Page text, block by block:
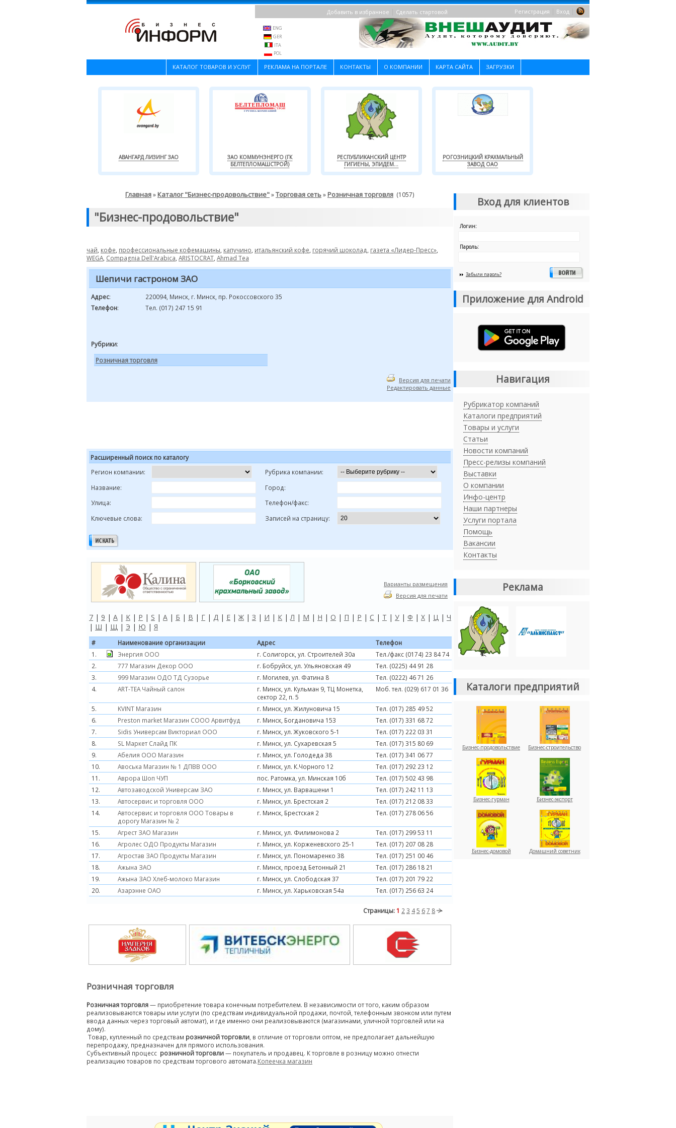
Регистрация Вход
Добавить в избранное Сделать стартовой
ENG
GER
ITA
POL
КАТАЛОГ ТОВАРОВ И УСЛУГ РЕКЛАМА НА ПОРТАЛЕ КОНТАКТЫ О КОМПАНИИ КАРТА САЙТА ЗАГРУЗКИ
АВАНГАРД ЛИЗИНГ ЗАО
ЗАО КОММУНЭНЕРГО (ГК
БЕЛТЕПЛОМАШСТРОЙ)
РЕСПУБЛИКАНСКИЙ ЦЕНТР
ГИГИЕНЫ, ЭПИДЕМ...
РОГОЗНИЦКИЙ КРАХМАЛЬНЫЙ
ЗАВОД ОАО
Главная» Каталог "Бизнес-продовольствие"»Торговая сеть» Розничная торговля (1057)
"Бизнес-продовольствие"
чай кофе профессиональные кофемашины капучино итальянский кофе горячий шоколад газета «Лидер-Пресс»
WEGA Compagnia Dell'Arabica ARISTOCRAT Ahmad Tea
Шепичи гастроном ЗАО
Адрес:
220094, Минск, г. Минск, пр. Рокоссовского 35
Телефон: Тел. (017) 247 15 91
Рубрики:
Розничная торговля
Версия для печати
Редактировать данные
Расширенный поиск по каталогу
Регион компании:
Рубрика компании:
Название:
Город:
Улица:
Телефон/факс:
Ключевые слова:
Записей на страницу:
Варианты размещения
Версия для печати
7 | 9 | A | K | P | S | А | Б | В | Г | Д | Е | Ж | З | И | К |Л | М | Н | О | П | Р | С | Т | У | Ф | Х | Ц | Ч
| Ш | Щ | Э | Ю | Я
# Наименование организации Адрес
Телефон
1.
Энергия ООО г. Солигорск, ул. Строителей 30а
Тел./факс (0174) 23 84 74
2.
777 Магазин Декор ООО г. Бобруйск, ул. Ульяновская 49
Тел. (0225) 44 91 28
3.
999 Магазин ОДО ТД Сузорье г. Могилев, ул. Фатина 8
Тел. (0222) 46 71 26
4.
ART-TEA Чайный салон
г. Минск, ул. Кульман 9, ТЦ Монетка,
сектор 22, п. 5
Моб. тел. (029) 617 01 36
5. KVINT Магазин г. Минск, ул. Жилуновича 15
Тел. (017) 285 49 52
6.
Preston market Магазин СООО Арвитфуд г. Минск, Богдановича 153
Тел. (017) 331 68 72
7.
Sidis Универсам Викториал ООО г. Минск, ул. Жуковского 5-1
Тел. (017) 222 03 31
8.
SL Маркет Слайд ПК г. Минск, ул. Сухаревская 5
Тел. (017) 315 80 69
9.
Абелия ООО Магазин г. Минск, ул. Голодеда 38
Тел. (017) 341 06 77
10.
Авоська Магазин № 1 ДПВВ ООО г. Минск, ул. К.Чорного 12
Тел. (017) 292 23 12
11.
Аврора Шоп ЧУП пос. Ратомка, ул. Минская 10б
Тел. (017) 502 43 98
12.
Автозаводской Универсам ЗАО г. Минск, ул. Варвашени 1
Тел. (017) 242 11 13
13.
Автосервис и торговля ООО г. Минск, ул. Брестская 2
Тел. (017) 212 08 33
14.
Автосервис и торговля ООО Товары в
дорогу Магазин № 2
г. Минск, Брестская 2 Тел. (017) 278 06 56
15. Агрест ЗАО Магазин г. Минск, ул. Филимонова 2
Тел. (017) 299 53 11
16.
Агролес ОДО Продукты Магазин г. Минск, ул. Корженевского 25-1
Тел. (017) 207 08 28
17.
Агростав ЗАО Продукты Магазин г. Минск, ул. Пономаренко 38
Тел. (017) 251 00 46
18.
Ажына ЗАО г. Минск, проезд Бетонный 21
Тел. (017) 286 18 21
19.
Ажына ЗАО Хлеб-молоко Магазин г. Минск, ул. Слободская 37
Тел. (017) 201 79 22
20.
Азарэнне ОАО г. Минск, ул. Харьковская 54а Тел. (017) 256 63 24
Страницы: 1 2 3 45 67 8
Розничная торговля
Розничная торговля— приобретение товара конечным потребителем. В независимости от того, каким образом
реализовываются товары или услуги (по средствам индивидуальной продажи, почтой, телефонным звонком или путем
ввода данных через торговый автомат), и где именно они реализовываются (магазинами, уличной торговлей или на
дому).
Товар, купленный по средствам розничной торговли , в отличие от торговли оптом, не предполагает дальнейшую
перепродажу, предназначен для прямого использования.
Субъективный процесс розничной торговли— покупатель и продавец. К торговле в розницу можно отнести
реализацию товаров по средствам торгового автомата.Копеечка магазин
Вход для клиентов
Логин:
Пароль:
Забыли пароль?
Приложение для Android
Навигация
Рубрикатор компаний
Каталоги предприятий
Товары и услуги
Статьи
Новости компаний
Пресс-релизы компаний
Выставки
О компании
Инфо-центр
Наши партнеры
Услуги портала
Помощь
Вакансии
Контакты
Реклама
Каталоги предприятий
Бизнес-продовольствие Бизнес-строительство
Бизнес-гурман Бизнес-экспорт
Бизнес-домовой Домашний советник